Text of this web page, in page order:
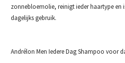
zonnebloemolie, reinigt ieder haartype en
dagelijks gebruik.
Andrélon Men Iedere Dag Shampoo voor